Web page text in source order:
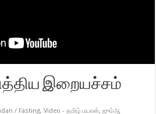
இறையச்சம்
/ Fasting,Video - தமிழ் பயான்,ஜும்ஆ